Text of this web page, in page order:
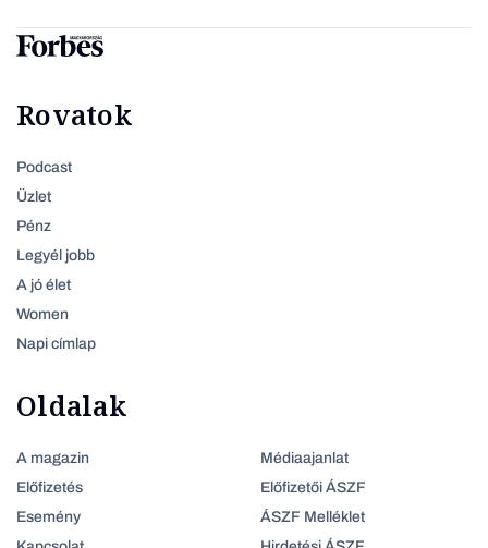
Rovatok
Podcast
Üzlet
Pénz
Legyél jobb
A jó élet
Women
Napi címlap
Oldalak
A magazin
Előfizetés
Esemény
Médiaajanlat
Előfizetői ÁSZF
ÁSZF Melléklet